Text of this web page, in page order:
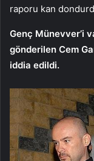
raporu kan
Genç Münevver’i
gönderilen Cem
iddia edildi.